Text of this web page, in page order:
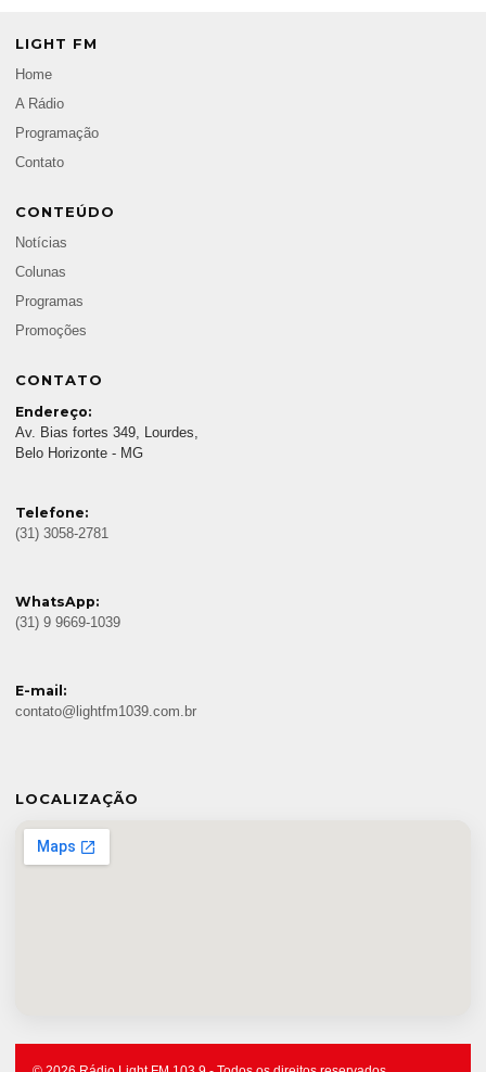
LIGHT FM
Home
A Rádio
Programação
Contato
CONTEÚDO
Notícias
Colunas
Programas
Promoções
CONTATO
Endereço:
Av. Bias fortes 349, Lourdes,
Belo Horizonte - MG
Telefone:
(31) 3058-2781
WhatsApp:
(31) 9 9669-1039
E-mail:
contato@lightfm1039.com.br
LOCALIZAÇÃO